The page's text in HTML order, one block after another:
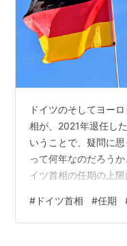
ドイツのそしてヨー
相が、2021年退任し
いうことで、疑問に
って何年なのだろう
イツ首相の任期の上
かに上限はない。 参
https://dl.ndl.go.jp/
# ドイツ首相 #任期